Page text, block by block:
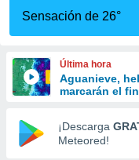
a este
las
y
forma
digital
basada
Sensación de 26°
Última hora
Aguanieve,
marcarán el
¡Descarga
Meteored!